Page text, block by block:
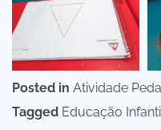
Posted in Atividade
Tagged Educação